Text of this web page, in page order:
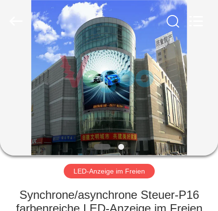
HAUSE
PRODUKTE
VIDEOS
ÜBER
WERKSBESICHTIGUNG
LED-Anzeige im Freien
Synchrone/asynchrone Steuer-P16